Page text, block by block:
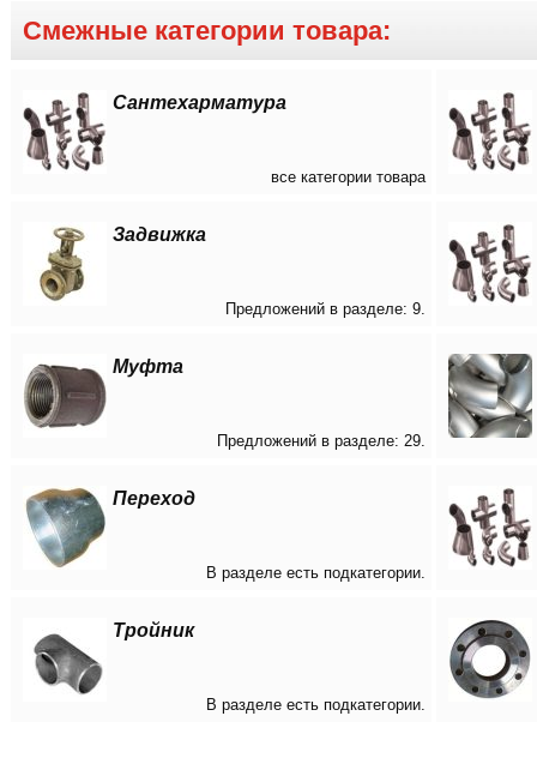
Смежные категории товара:
Сантехарматура
все категории товара
Задвижка
Предложений в разделе: 9.
Муфта
Предложений в разделе: 29.
Переход
В разделе есть подкатегории.
Тройник
В разделе есть подкатегории.